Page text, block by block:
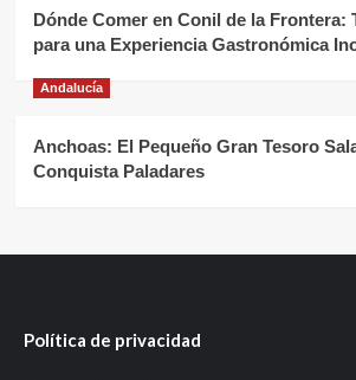
Dónde Comer en Conil de la Frontera:
para una Experiencia Gastronómica
Andalucía
Anchoas: El Pequeño Gran Tesoro
Conquista Paladares
Política de privacidad